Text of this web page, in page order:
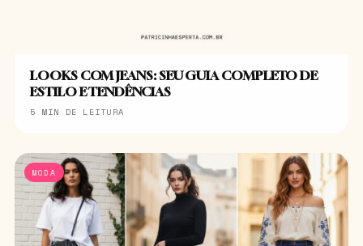
LOOKS COM JEANS: SEU GUIA COMPLETO DE
ESTILO E TENDÊNCIAS
5 MIN DE LEITURA
MODA